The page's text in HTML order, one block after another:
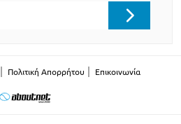
Πολιτική Απορρήτου Επικοινωνία